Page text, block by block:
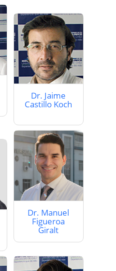
Dr. Jaime
Castillo Koch
Dr. Manuel
Figueroa
Giralt